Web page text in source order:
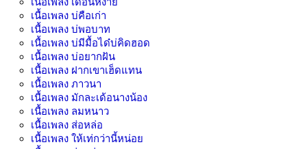
เนื้อเพลง บ่คือเก่า
เนื้อเพลง บ่พอบาท
เนื้อเพลง บ่มีมื้อได๋บ่คิดฮอด
เนื้อเพลง บ่อยากฝัน
เนื้อเพลง ฝากเขาเฮ็ดแทน
เนื้อเพลง ภาวนา
เนื้อเพลง มักละเด้อนางน้อง
เนื้อเพลง ลมหนาว
เนื้อเพลง ส่อหล่อ
เนื้อเพลง ให้เท่กว่านี้หน่อย